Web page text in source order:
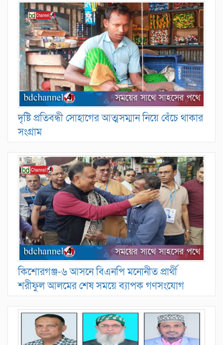
দৃষ্টি প্রতিবন্ধী সোহাগের আত্মসম্মান নিয়ে বেঁচে থাকার
সংগ্রাম
কিশোরগঞ্জ-৬ আসনে বিএনপি মনোনীত প্রার্থী
শরীফুল আলমের শেষ সময়ে ব্যাপক গণসংযোগ